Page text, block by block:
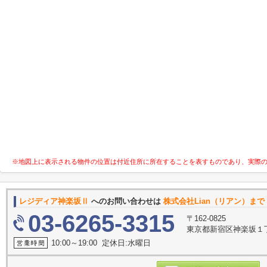
※地図上に表示される物件の位置は付近住所に所在することを表すものであり、実際
レジディア神楽坂Ⅱ へのお問い合わせは 株式会社Lian（リアン）まで
03-6265-3315
〒162-0825
東京都新宿区神楽坂
10:00～19:00 定休日:水曜日